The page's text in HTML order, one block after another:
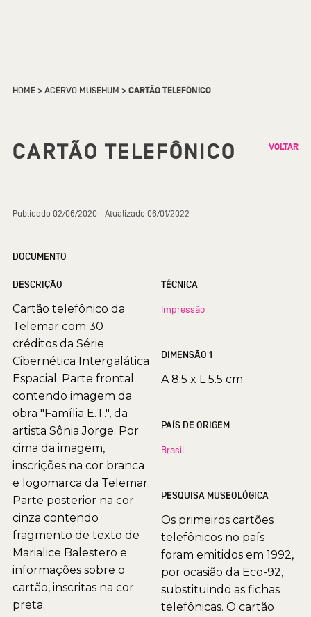
HOME>ACERVO MUSEHUM >CARTÃO TELEFÔNICO
CARTÃO TELEFÔNICO VOLTAR
Publicado 02/06/2020 - Atualizado 06/01/2022
DOCUMENTO
DESCRIÇÃO
Cartão telefônico da
Telemar com 30
créditos da Série
Cibernética Intergalática
Espacial. Parte frontal
contendo imagem da
obra "Família E.T.", da
artista Sônia Jorge. Por
cima da imagem,
inscrições na cor branca
e logomarca da Telemar.
Parte posterior na cor
cinza contendo
fragmento de texto de
Marialice Balestero e
informações sobre o
cartão, inscritas na cor
preta.
TÉCNICA
Impressão
DIMENSÃO 1
A 8.5 x L 5.5 cm
PAÍS DE ORIGEM
Brasil
PESQUISA MUSEOLÓGICA
Os primeiros cartões
telefônicos no país
foram emitidos em 1992,
por ocasião da Eco-92,
substituindo as fichas
telefônicas. O cartão